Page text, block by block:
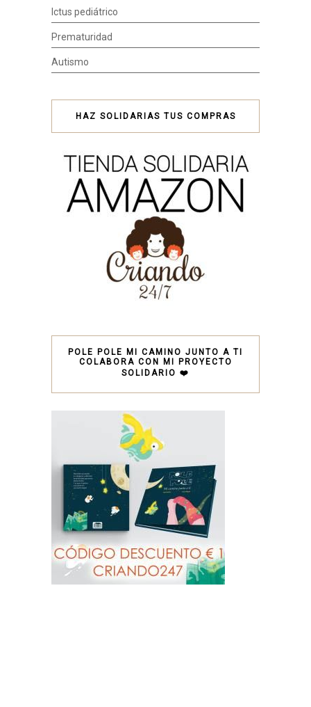
Ictus pediátrico
Prematuridad
Autismo
HAZ SOLIDARIAS TUS COMPRAS
POLE POLE MI CAMINO JUNTO A TI
COLABORA CON MI PROYECTO
SOLIDARIO ❤️